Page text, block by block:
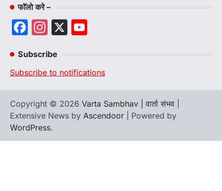
फॉलो करे –
Facebook
Instagram
X
Subscribe
Subscribe to notifications
Copyright © 2026 Varta Sambhav | वार्ता संभव
Extensive News by Ascendoor | Powered by
WordPress.